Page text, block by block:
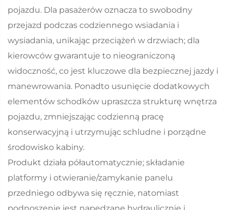
pojazdu. Dla pasażerów oznacza to swobodny
przejazd podczas codziennego wsiadania i
wysiadania, unikając przeciążeń w drzwiach; dla
kierowców gwarantuje to nieograniczoną
widoczność, co jest kluczowe dla bezpiecznej jazdy i
manewrowania. Ponadto usunięcie dodatkowych
elementów schodków upraszcza strukturę wnętrza
pojazdu, zmniejszając codzienną pracę
konserwacyjną i utrzymując schludne i porządne
środowisko kabiny.
Produkt działa półautomatycznie; składanie
platformy i otwieranie/zamykanie panelu
przedniego odbywa się ręcznie, natomiast
podnoszenie jest napędzane hydraulicznie i